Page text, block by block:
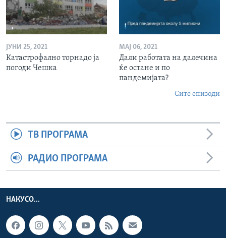
ЈУНИ 25, 2021
Катастрофално торнадо ја
погоди Чешка
МАЈ 06, 2021
Дали работата на далечина
ќе остане и по
пандемијата?
Сите епизоди
ТВ ПРОГРАМА
РАДИО ПРОГРАМА
НАКУСО...